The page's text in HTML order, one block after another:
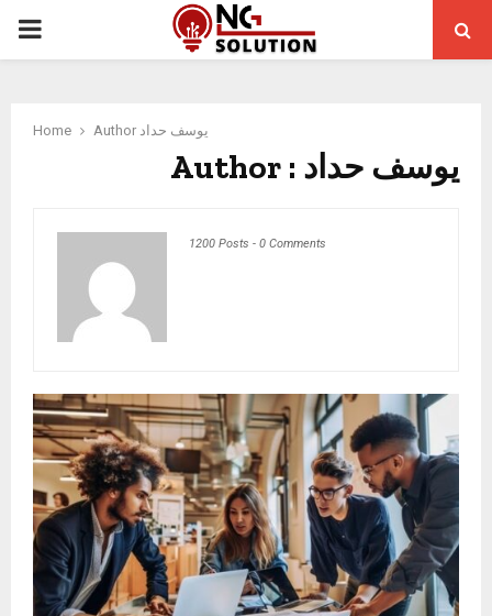
PRIMARY
Home Author يوسف حداد
Author : يوسف حداد
1200 Posts - 0 Comments